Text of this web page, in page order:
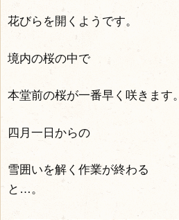
花びらを開くようです。
境内の桜の中で
本堂前の桜が一番早く咲きます。
四月一日からの
雪囲いを解く作業が終わる
と…。